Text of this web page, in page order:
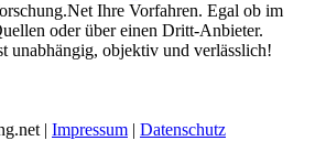
Ihre Vorfahren. Egal ob im
oder über einen Dritt-Anbieter.
unabhängig, objektiv und verlässlich!
| Impressum | Datenschutz